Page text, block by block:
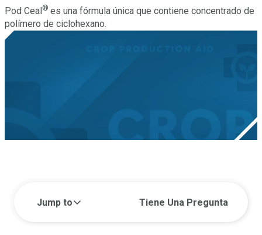
Pod Ceal ® es una fórmula única que contiene concentrado de
polímero de ciclohexano.
Jump to Tiene Una Pregunta